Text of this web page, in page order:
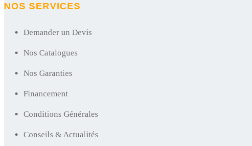
NOS SERVICES
Demander un Devis
Nos Catalogues
Nos Garanties
Financement
Conditions Générales
Conseils & Actualités